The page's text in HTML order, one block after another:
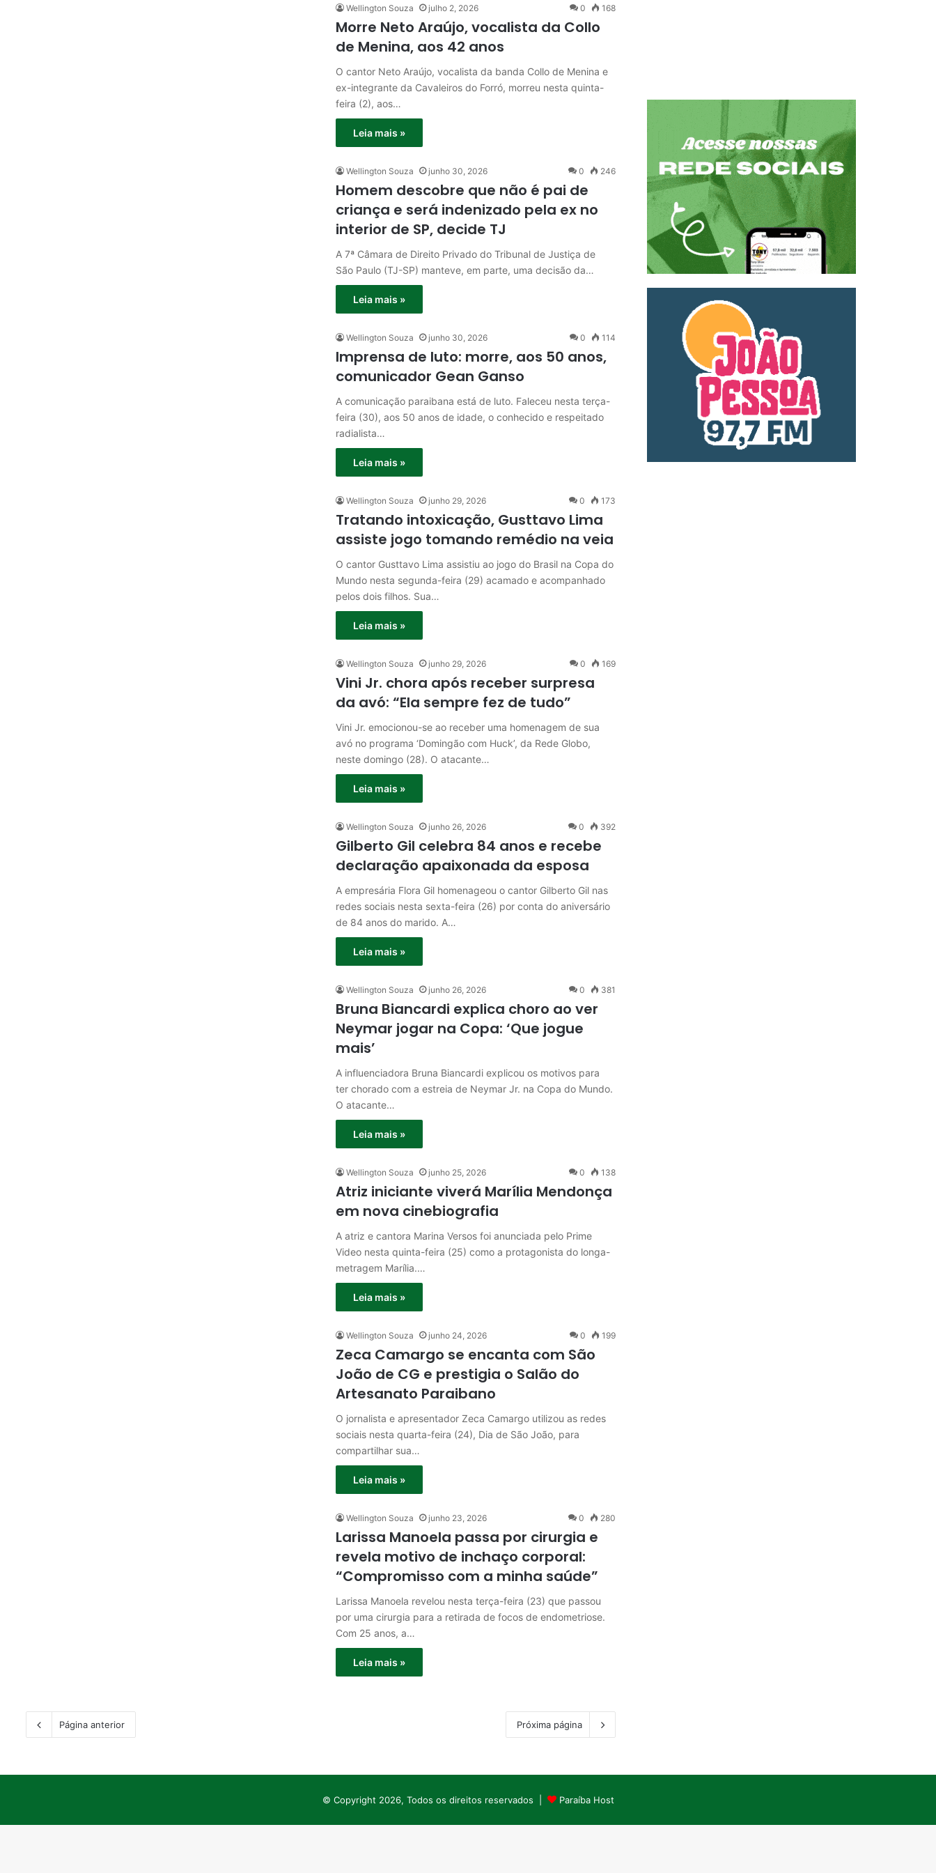
Wellington Souza julho 2, 2026 0 168
Morre Neto Araújo, vocalista da Collo
de Menina, aos 42 anos
O cantor Neto Araújo, vocalista da banda Collo de Menina e
ex-integrante da Cavaleiros do Forró, morreu nesta quinta-
feira (2), aos…
Leia mais »
Wellington Souza junho 30, 2026 0 246
Homem descobre que não é pai de
criança e será indenizado pela ex no
interior de SP, decide TJ
A 7ª Câmara de Direito Privado do Tribunal de Justiça de
São Paulo (TJ-SP) manteve, em parte, uma decisão da…
Leia mais »
Wellington Souza junho 30, 2026 0 114
Imprensa de luto: morre, aos 50 anos,
comunicador Gean Ganso
A comunicação paraibana está de luto. Faleceu nesta terça-
feira (30), aos 50 anos de idade, o conhecido e respeitado
radialista…
Leia mais »
Wellington Souza junho 29, 2026 0 173
Tratando intoxicação, Gusttavo Lima
assiste jogo tomando remédio na veia
O cantor Gusttavo Lima assistiu ao jogo do Brasil na Copa do
Mundo nesta segunda-feira (29) acamado e acompanhado
pelos dois filhos. Sua…
Leia mais »
Wellington Souza junho 29, 2026 0 169
Vini Jr. chora após receber surpresa
da avó: “Ela sempre fez de tudo”
Vini Jr. emocionou-se ao receber uma homenagem de sua
avó no programa ‘Domingão com Huck’, da Rede Globo,
neste domingo (28). O atacante…
Leia mais »
Wellington Souza junho 26, 2026 0 392
Gilberto Gil celebra 84 anos e recebe
declaração apaixonada da esposa
A empresária Flora Gil homenageou o cantor Gilberto Gil nas
redes sociais nesta sexta-feira (26) por conta do aniversário
de 84 anos do marido. A…
Leia mais »
Wellington Souza junho 26, 2026 0 381
Bruna Biancardi explica choro ao ver
Neymar jogar na Copa: ‘Que jogue
mais’
A influenciadora Bruna Biancardi explicou os motivos para
ter chorado com a estreia de Neymar Jr. na Copa do Mundo.
O atacante…
Leia mais »
Wellington Souza junho 25, 2026 0 138
Atriz iniciante viverá Marília Mendonça
em nova cinebiografia
A atriz e cantora Marina Versos foi anunciada pelo Prime
Video nesta quinta-feira (25) como a protagonista do longa-
metragem Marília.…
Leia mais »
Wellington Souza junho 24, 2026 0 199
Zeca Camargo se encanta com São
João de CG e prestigia o Salão do
Artesanato Paraibano
O jornalista e apresentador Zeca Camargo utilizou as redes
sociais nesta quarta-feira (24), Dia de São João, para
compartilhar sua…
Leia mais »
Wellington Souza junho 23, 2026 0 280
Larissa Manoela passa por cirurgia e
revela motivo de inchaço corporal:
“Compromisso com a minha saúde”
Larissa Manoela revelou nesta terça-feira (23) que passou
por uma cirurgia para a retirada de focos de endometriose.
Com 25 anos, a…
Leia mais »
Página anterior Próxima página
© Copyright 2026, Todos os direitos reservados | Paraíba Host